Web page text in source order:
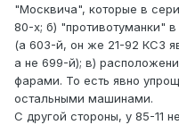
"Москвича", которые в
80-х; б) "противотуманки"
(а 603-й, он же 21-92 КСЗ
а не 699-й); в)
фарами. То есть явно
остальными машинами.
С другой стороны, у 85-11